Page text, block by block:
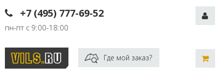
+7 (495) 777-69-52
пн-пт с 9:00-18:00
Где мой заказ?